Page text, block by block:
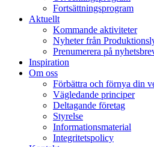
Fortsättningsprogram
Aktuellt
Kommande aktiviteter
Nyheter från
Prenumerera på
Inspiration
Om oss
Förbättra och förnya din
Vägledande principer
Deltagande företag
Styrelse
Informationsmaterial
Integritetspolicy